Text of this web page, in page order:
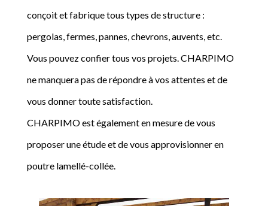
conçoit et fabrique tous types de structure :
pergolas, fermes, pannes, chevrons, auvents, etc.
Vous pouvez confier tous vos projets. CHARPIMO
ne manquera pas de répondre à vos attentes et de
vous donner toute satisfaction.
CHARPIMO est également en mesure de vous
proposer une étude et de vous approvisionner en
poutre lamellé-collée.